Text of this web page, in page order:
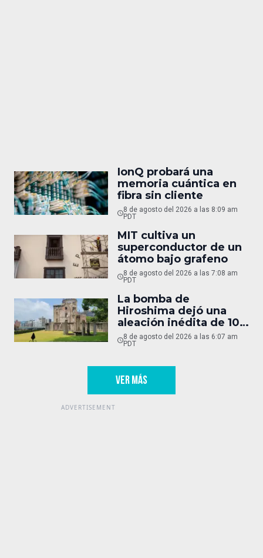
IonQ probará una
memoria cuántica en
fibra sin cliente
8 de agosto del 2026 a las 8:09 am
PDT
MIT cultiva un
superconductor de un
átomo bajo grafeno
8 de agosto del 2026 a las 7:08 am
PDT
La bomba de
Hiroshima dejó una
aleación inédita de 10
micras
8 de agosto del 2026 a las 6:07 am
PDT
VER MÁS